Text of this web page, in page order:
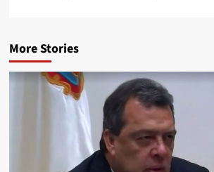
More Stories